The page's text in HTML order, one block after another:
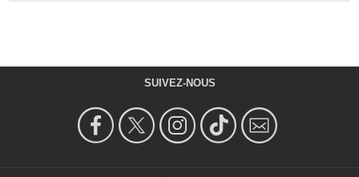
SUIVEZ-NOUS